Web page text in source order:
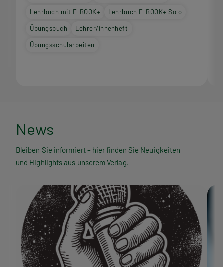
Lehrbuch mit E-BOOK+ Lehrbuch E-BOOK+ Solo
Übungsbuch Lehrer/innenheft
Übungsschularbeiten
N
e
w
News
Bleiben Sie informiert – hier finden Sie Neuigkeiten
und Highlights aus unserem Verlag.